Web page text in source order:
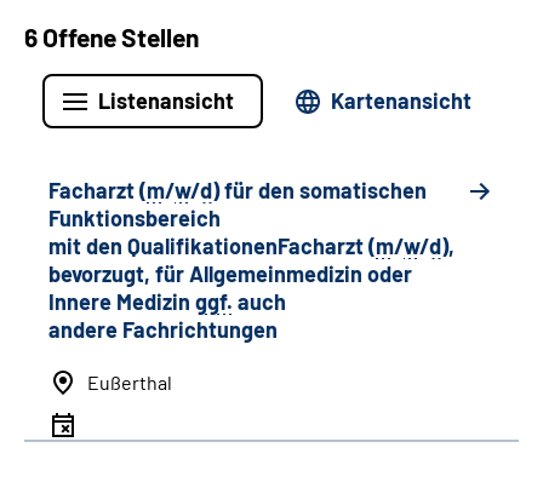
6 Offene Stellen
Listenansicht Kartenansicht
Facharzt (m/w/d) für den somatischen
Funktionsbereich
mit den QualifikationenFacharzt (m/w/d),
bevorzugt, für Allgemeinmedizin oder
Innere Medizin ggf. auch
andere Fachrichtungen
Eußerthal